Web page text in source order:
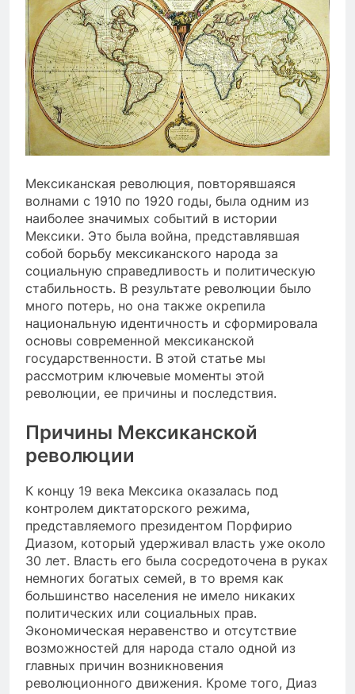
Мексиканская революция, повторявшаяся
волнами с 1910 по 1920 годы, была одним из
наиболее значимых событий в истории
Мексики. Это была война, представлявшая
собой борьбу мексиканского народа за
социальную справедливость и политическую
стабильность. В результате революции было
много потерь, но она также окрепила
национальную идентичность и сформировала
основы современной мексиканской
государственности. В этой статье мы
рассмотрим ключевые моменты этой
революции, ее причины и последствия.
Причины Мексиканской
революции
К концу 19 века Мексика оказалась под
контролем диктаторского режима,
представляемого президентом Порфирио
Диазом, который удерживал власть уже около
30 лет. Власть его была сосредоточена в руках
немногих богатых семей, в то время как
большинство населения не имело никаких
политических или социальных прав.
Экономическая неравенство и отсутствие
возможностей для народа стало одной из
главных причин возникновения
революционного движения. Кроме того, Диаз